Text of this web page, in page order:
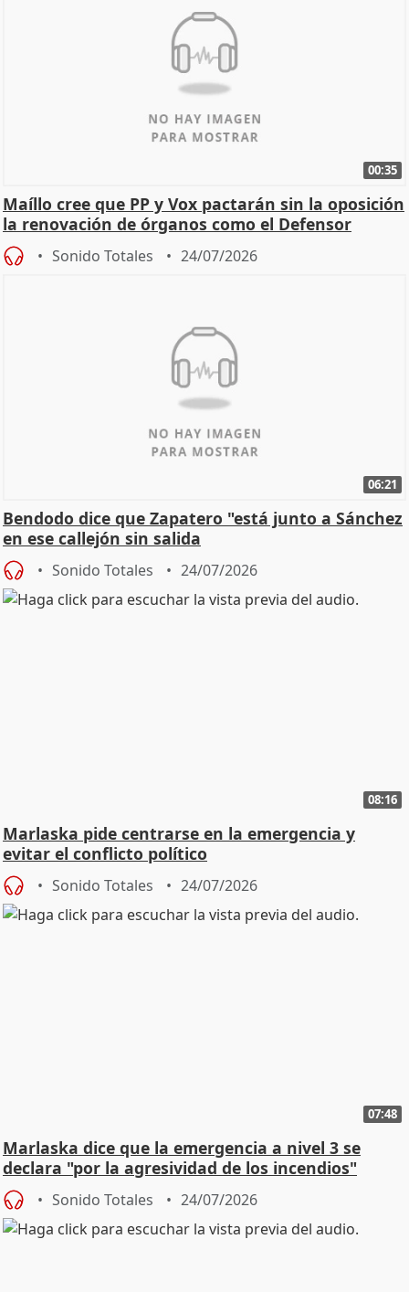
00:35
Maíllo cree que PP y Vox pactarán sin la oposición
la renovación de órganos como el Defensor
Sonido Totales 24/07/2026
06:21
Bendodo dice que Zapatero "está junto a Sánchez
en ese callejón sin salida
Sonido Totales 24/07/2026
08:16
Marlaska pide centrarse en la emergencia y
evitar el conflicto político
Sonido Totales 24/07/2026
07:48
Marlaska dice que la emergencia a nivel 3 se
declara "por la agresividad de los incendios"
Sonido Totales 24/07/2026